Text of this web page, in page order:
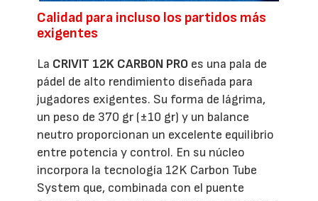
Calidad para incluso los partidos más
exigentes
La CRIVIT 12K CARBON PRO es una pala de
pádel de alto rendimiento diseñada para
jugadores exigentes. Su forma de lágrima,
un peso de 370 gr (±10 gr) y un balance
neutro proporcionan un excelente equilibrio
entre potencia y control. En su núcleo
incorpora la tecnología 12K Carbon Tube
System que, combinada con el puente